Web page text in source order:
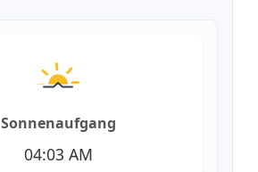
Sonnenaufgang
04:03 AM